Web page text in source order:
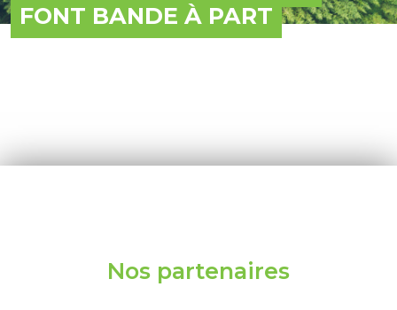
FONT BANDE À PART
Nos partenaires